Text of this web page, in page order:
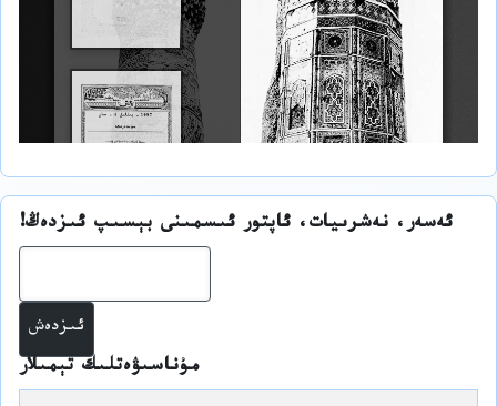
ئەسەر، نەشرىيات، ئاپتور ئىسمىنى بېسىپ ئىزدەڭ!
مۇناسىۋەتلىك تېمىلار